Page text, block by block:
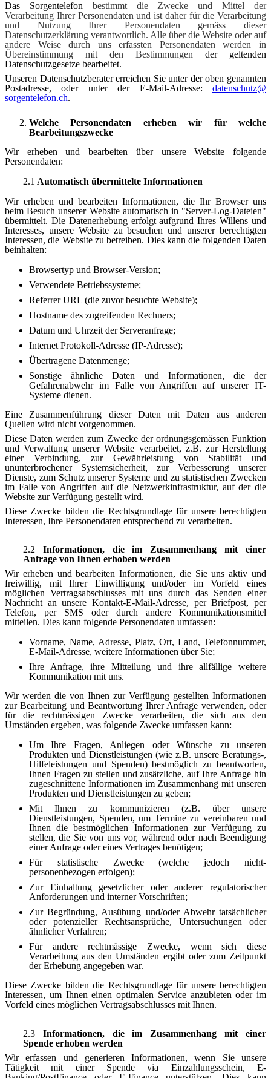
Das Sorgentelefon bestimmt die Zwecke und Mittel der
Verarbeitung Ihrer Personendaten und ist daher für die Verarbeitung
und Nutzung Ihrer Personendaten gemäss dieser
Datenschutzerklärung verantwortlich. Alle über die Website oder auf
andere Weise durch uns erfassten Personendaten werden in
Übereinstimmung mit den Bestimmungen der geltenden
Datenschutzgesetze bearbeitet.
Unseren Datenschutzberater erreichen Sie unter der oben genannten
Postadresse, oder unter der E-Mail-Adresse: datenschutz​@
sorgentelefon.ch.
Welche Personendaten erheben wir für welche
Bearbeitungszwecke
Wir erheben und bearbeiten über unsere Website folgende
Personendaten:
2.1 Automatisch übermittelte Informationen
Wir erheben und bearbeiten Informationen, die Ihr Browser uns
beim Besuch unserer Website automatisch in "Server-Log-Dateien"
übermittelt. Die Datenerhebung erfolgt aufgrund Ihres Willens und
Interesses, unsere Website zu besuchen und unserer berechtigten
Interessen, die Website zu betreiben. Dies kann die folgenden Daten
beinhalten:
Browsertyp und Browser-Version;
Verwendete Betriebssysteme;
Referrer URL (die zuvor besuchte Website);
Hostname des zugreifenden Rechners;
Datum und Uhrzeit der Serveranfrage;
Internet Protokoll-Adresse (IP-Adresse);
Übertragene Datenmenge;
Sonstige ähnliche Daten und Informationen, die der
Gefahrenabwehr im Falle von Angriffen auf unserer IT-
Systeme dienen.
Eine Zusammenführung dieser Daten mit Daten aus anderen
Quellen wird nicht vorgenommen.
Diese Daten werden zum Zwecke der ordnungsgemässen Funktion
und Verwaltung unserer Website verarbeitet, z.B. zur Herstellung
einer Verbindung, zur Gewährleistung von Stabilität und
ununterbrochener Systemsicherheit, zur Verbesserung unserer
Dienste, zum Schutz unserer Systeme und zu statistischen Zwecken
im Falle von Angriffen auf die Netzwerkinfrastruktur, auf der die
Website zur Verfügung gestellt wird.
Diese Zwecke bilden die Rechtsgrundlage für unsere berechtigten
Interessen, Ihre Personendaten entsprechend zu verarbeiten.
2.2 Informationen, die im Zusammenhang mit einer
Anfrage von Ihnen erhoben werden
Wir erheben und bearbeiten Informationen, die Sie uns aktiv und
freiwillig, mit Ihrer Einwilligung und/oder im Vorfeld eines
möglichen Vertragsabschlusses mit uns durch das Senden einer
Nachricht an unsere Kontakt-E-Mail-Adresse, per Briefpost, per
Telefon, per SMS oder durch andere Kommunikationsmittel
mitteilen. Dies kann folgende Personendaten umfassen:
Vorname, Name, Adresse, Platz, Ort, Land, Telefonnummer,
E-Mail-Adresse, weitere Informationen über Sie;
Ihre Anfrage, ihre Mitteilung und ihre allfällige weitere
Kommunikation mit uns.
Wir werden die von Ihnen zur Verfügung gestellten Informationen
zur Bearbeitung und Beantwortung Ihrer Anfrage verwenden, oder
für die rechtmässigen Zwecke verarbeiten, die sich aus den
Umständen ergeben, was folgende Zwecke umfassen kann:
Um Ihre Fragen, Anliegen oder Wünsche zu unseren
Produkten und Dienstleistungen (wie z.B. unsere Beratungs-,
Hilfeleistungen und Spenden) bestmöglich zu beantworten,
Ihnen Fragen zu stellen und zusätzliche, auf Ihre Anfrage hin
zugeschnittene Informationen im Zusammenhang mit unseren
Produkten und Dienstleistungen zu geben;
Mit Ihnen zu kommunizieren (z.B. über unsere
Dienstleistungen, Spenden, um Termine zu vereinbaren und
Ihnen die bestmöglichen Informationen zur Verfügung zu
stellen, die Sie von uns vor, während oder nach Beendigung
einer Anfrage oder eines Vertrages benötigen;
Für statistische Zwecke (welche jedoch nicht-
personenbezogen erfolgen);
Zur Einhaltung gesetzlicher oder anderer regulatorischer
Anforderungen und interner Vorschriften;
Zur Begründung, Ausübung und/oder Abwehr tatsächlicher
oder potenzieller Rechtsansprüche, Untersuchungen oder
ähnlicher Verfahren;
Für andere rechtmässige Zwecke, wenn sich diese
Verarbeitung aus den Umständen ergibt oder zum Zeitpunkt
der Erhebung angegeben war.
Diese Zwecke bilden die Rechtsgrundlage für unsere berechtigten
Interessen, um Ihnen einen optimalen Service anzubieten oder im
Vorfeld eines möglichen Vertragsabschlusses mit Ihnen.
2.3 Informationen, die im Zusammenhang mit einer
Spende erhoben werden
Wir erfassen und generieren Informationen, wenn Sie unsere
Tätigkeit mit einer Spende via Einzahlungsschein, E-